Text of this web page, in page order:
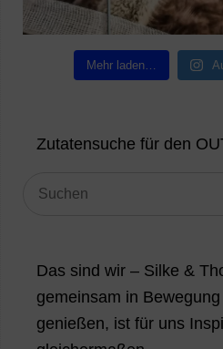
Mehr laden…
Zutatensuche für den
Das sind wir – Silke &
gemeinsam in
genießen, ist für uns